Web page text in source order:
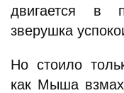
двигается в
зверушка
Но стоило
как Мыша